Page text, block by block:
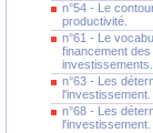
n°54 - Le
productivité.
n°61 - Le
financement des
investissements.
n°63 - Les
l'investissement.
n°68 - Les
l'investissement.